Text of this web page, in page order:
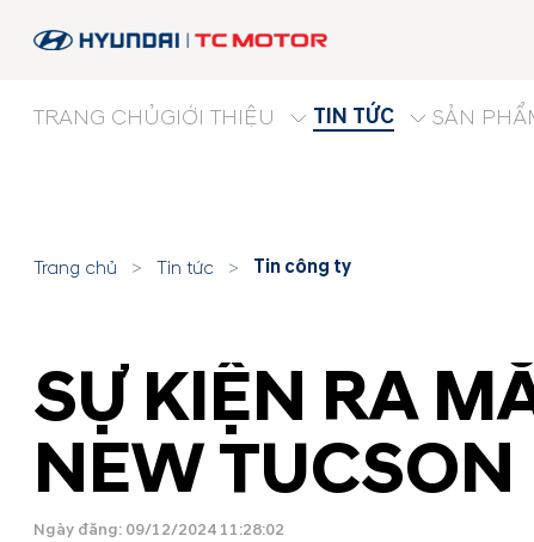
TRANG CHỦGIỚI THIỆU TIN TỨC SẢN
Trang chủ > Tin tức > Tin công ty
SỰ KIỆN RA
NEW TUCSON
Ngày đăng: 09/12/2024 11:28:02